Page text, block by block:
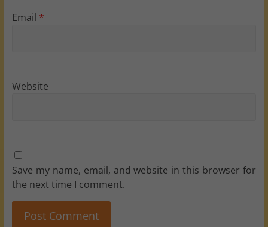
Email *
Website
Save my name, email, and website in this browser for
the next time I comment.